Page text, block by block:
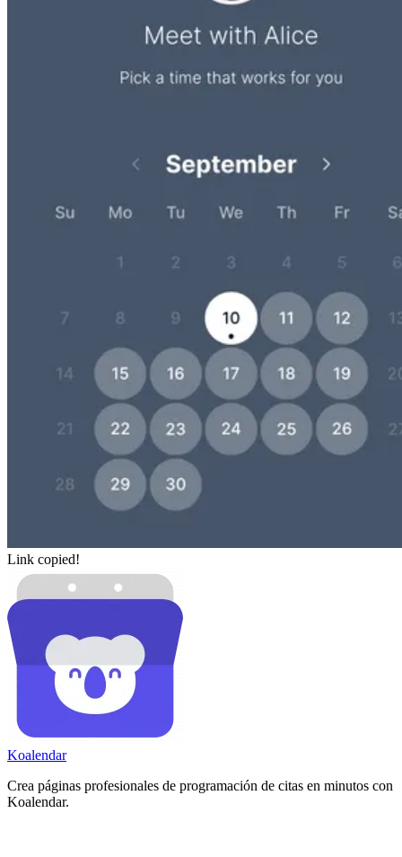
Link copied!
Koalendar
Crea páginas profesionales de programación de citas en minutos con
Koalendar.